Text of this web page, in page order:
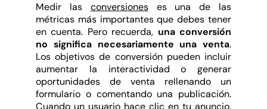
Medir las conversioneses una de las
métricas más importantes que debes tener
en cuenta. Pero recuerda, una conversión
no significa necesariamente una venta.
Los objetivos de conversión pueden incluir
aumentar la interactividad o generar
oportunidades de venta rellenando un
formulario o comentando una publicación.
Cuando un usuario hace clic en tu anuncio,